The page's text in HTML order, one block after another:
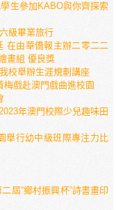
生參加KABO與你齊探索
級畢業旅行
在由華僑報主辦二零二二
畫組 優良獎
校舉辦生涯規劃講座
戲赴澳門戲曲進校園
年澳門校際少兒趣味田
行幼中級班際專注力比
屆“鄉村振興杯”詩書畫印